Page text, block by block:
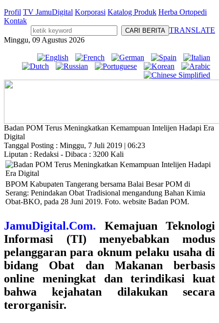
Profil TV JamuDigital Korporasi Katalog Produk Herba Ortopedi
Kontak
TRANSLATE
Minggu, 09 Agustus 2026
Badan POM Terus Meningkatkan Kemampuan Intelijen Hadapi Era
Digital
Tanggal Posting : Minggu, 7 Juli 2019 | 06:23
Liputan : Redaksi - Dibaca : 3200 Kali
BPOM Kabupaten Tangerang bersama Balai Besar POM di
Serang: Penindakan Obat Tradisional mengandung Bahan Kimia
Obat-BKO, pada 28 Juni 2019. Foto. website Badan POM.
JamuDigital.Com. Kemajuan Teknologi
Informasi (TI) menyebabkan modus
pelanggaran para oknum pelaku usaha di
bidang Obat dan Makanan berbasis
online meningkat dan terindikasi kuat
bahwa kejahatan dilakukan secara
terorganisir.